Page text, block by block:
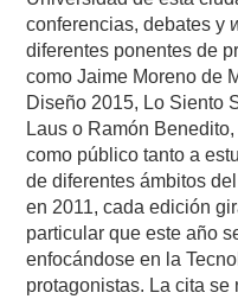
conferencias, debates y
diferentes ponentes de
como Jaime Moreno de
Diseño 2015, Lo Siento
Laus o Ramón
como público tanto a
de diferentes ámbitos
en 2011, cada edición
particular que este año
enfocándose en la
protagonistas. La cita